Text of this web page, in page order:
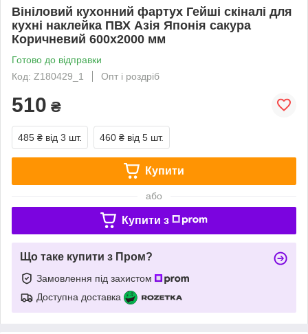
Вініловий кухонний фартух Гейші скіналі для
кухні наклейка ПВХ Азія Японія сакура
Коричневий 600х2000 мм
Готово до відправки
Код: Z180429_1
Опт і роздріб
510 ₴
485 ₴ від 3 шт. 460 ₴ від 5 шт.
Купити
або
Купити з
Що таке купити з Пром?
Замовлення під захистом
Доступна доставка